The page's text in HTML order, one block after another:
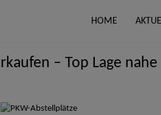
HOME
– Top Lage